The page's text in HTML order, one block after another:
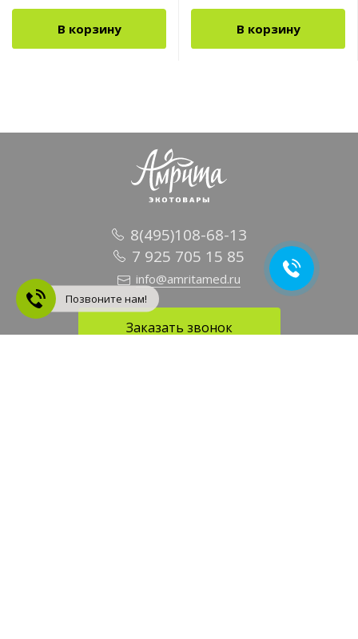
В корзину В корзину
8(495)108-68-13
7 925 705 15 85
info@amritamed.ru
Заказать звонок
Позвоните нам!